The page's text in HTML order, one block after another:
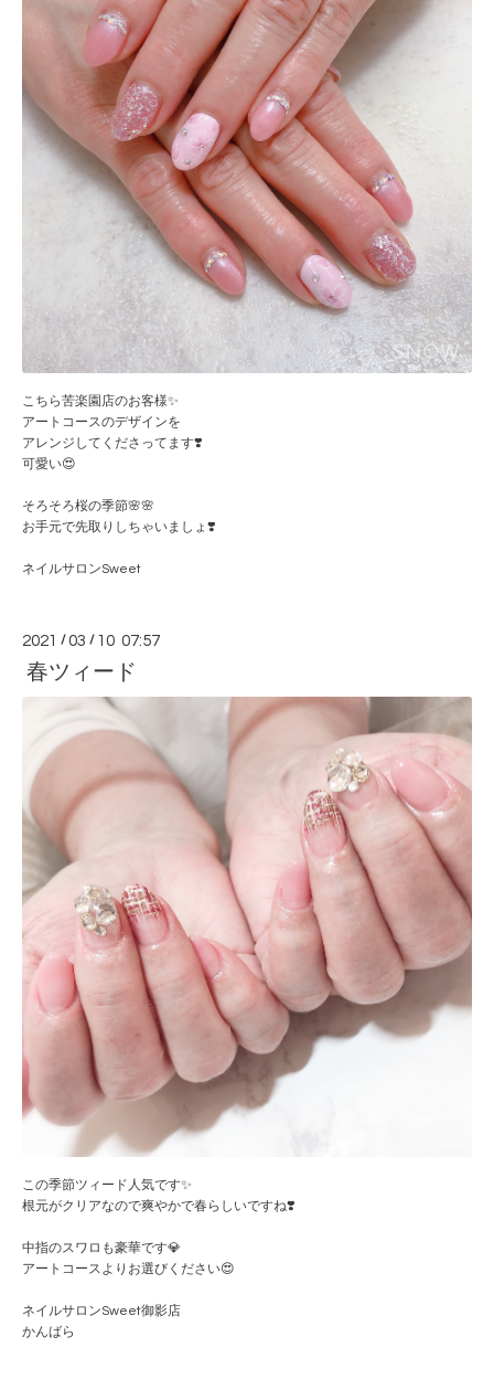
こちら苦楽園店のお客様✨
アートコースのデザインを
アレンジしてくださってます❣️
可愛い😍
そろそろ桜の季節🌸🌸
お手元で先取りしちゃいましょ❣️
ネイルサロンSweet
2021 /03 / 10 07:57
春ツィード
この季節ツィード人気です✨
根元がクリアなので爽やかで春らしいですね❣️
中指のスワロも豪華です💎
アートコースよりお選びください😍
ネイルサロンSweet御影店
かんばら